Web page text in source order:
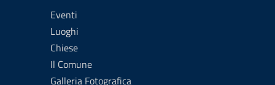
Eventi
Luoghi
Chiese
Il Comune
Galleria Fotografica